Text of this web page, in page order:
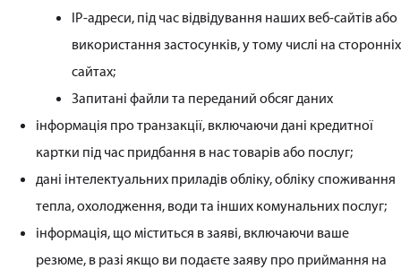
IP-адреси, під час відвідування наших веб-сайтів або
використання застосунків, у тому числі на сторонніх
сайтах;
Запитані файли та переданий обсяг даних
інформація про транзакції, включаючи дані кредитної
картки під час придбання в нас товарів або послуг;
дані інтелектуальних приладів обліку, обліку споживання
тепла, охолодження, води та інших комунальних послуг;
інформація, що міститься в заяві, включаючи ваше
резюме, в разі якщо ви подаєте заяву про приймання на